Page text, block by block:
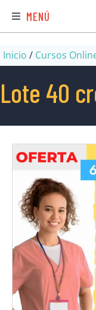
MENÚ
Inicio / Cursos
Lote 40